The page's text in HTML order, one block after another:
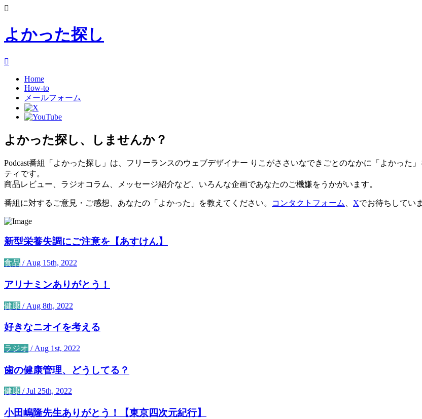
よかった探し
Home
How-to
メールフォーム
よかった探し、 しませんか？
Podcast番組「よかった探し」は、フリーランスのウェブデザイナー りこがささいなできごとのなかに「よかった
ティです。
商品レビュー、ラジオコラム、メッセージ紹介など、いろんな企画であなたのご機嫌をうかがいます。
番組に対するご意見・ご感想、あなたの「よかった」を教えてください。 コンタクトフォーム Xでお待ちしてい
新型栄養失調にご注意を【あすけん】
食品 / Aug 15th, 2022
アリナミンありがとう！
健康 / Aug 8th, 2022
好きなニオイを考える
ラジオ / Aug 1st, 2022
歯の健康管理、どうしてる？
健康 / Jul 25th, 2022
小田嶋隆先生ありがとう！【東京四次元紀行】